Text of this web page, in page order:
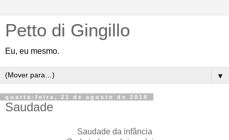
Petto di Gingillo
Eu, eu mesmo.
▼
quarta-feira, 21 de agosto de 2019
Saudade
Saudade da infância